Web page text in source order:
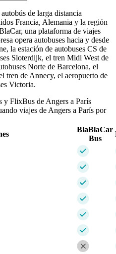
de larga distancia
Francia, Alemania y la región
una plataforma de viajes
opera autobuses hacia y desde
la estación de autobuses CS de
Sloterdijk, el tren Midi West de
Norte de Barcelona, ​​el
tren de Annecy, el aeropuerto de
Victoria.
y FlixBus de Angers a París
viajes de Angers a París por
BlaBlaCar
Bus